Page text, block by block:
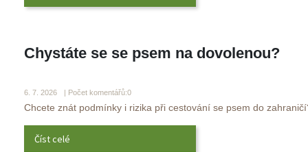
Chystáte se se psem na dovolenou?
6. 7. 2026 | Počet komentářů:0
Chcete znát podmínky i rizika při cestování se psem do
Číst celé